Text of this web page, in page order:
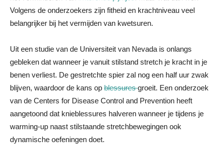
Volgens de onderzoekers zijn fitheid en krachtniveau veel
belangrijker bij het vermijden van kwetsuren.
Uit een studie van de Universiteit van Nevada is onlangs
gebleken dat wanneer je vanuit stilstand stretch je kracht in je
benen verliest. De gestretchte spier zal nog een half uur zwak
blijven, waardoor de kans op blessuresgroeit. Een onderzoek
van de Centers for Disease Control and Prevention heeft
aangetoond dat knieblessures halveren wanneer je tijdens je
warming-up naast stilstaande stretchbewegingen ook
dynamische oefeningen doet.